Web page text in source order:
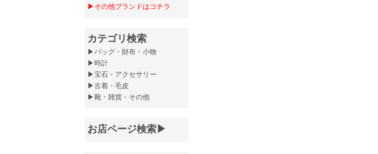
▶その他ブランドはコチラ
カテゴリ検索
▶バッグ・財布・小物
▶時計
▶宝石・アクセサリー
▶古着・毛皮
▶靴・雑貨・その他
お店ページ検索▶